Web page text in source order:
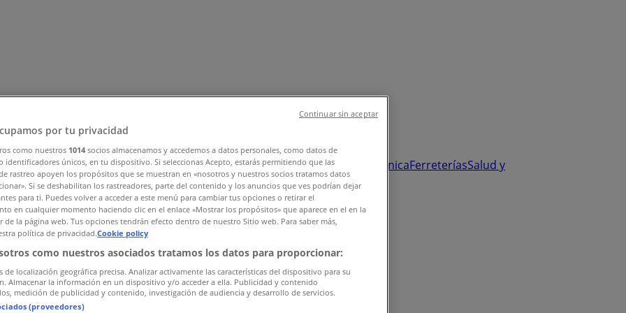
Zapatos y AccesoriosEl Regreso A ClasesHogarFarmacias y Salud ElectrónicaFerreteríasSalud y
y PapeleríasOcioNiñosViajes y EntretenimientoÓpticas
por tu privacidad
como nuestros 1014 socios almacenamos y accedemos a datos personales, como datos de
identificadores únicos, en tu dispositivo. Si seleccionas Acepto, estarás permitiendo que las
rastreo apoyen los propósitos que se muestran en «nosotros y nuestros socios tratamos datos
Si se deshabilitan los rastreadores, parte del contenido y los anuncios que ves podrían dejar
para ti. Puedes volver a acceder a este menú para cambiar tus opciones o retirar el
en cualquier momento haciendo clic en el enlace «Mostrar los propósitos» que aparece en el en la
de la página web. Tus opciones tendrán efecto dentro de nuestro Sitio web. Para saber más,
política de privacidad.Cookie policy
como nuestros asociados tratamos los datos para proporcionar:
de localización geográfica precisa. Analizar activamente las características del dispositivo para su
Almacenar la información en un dispositivo y/o acceder a ella. Publicidad y contenido
medición de publicidad y contenido, investigación de audiencia y desarrollo de servicios.
(proveedores)
Continuar sin aceptar